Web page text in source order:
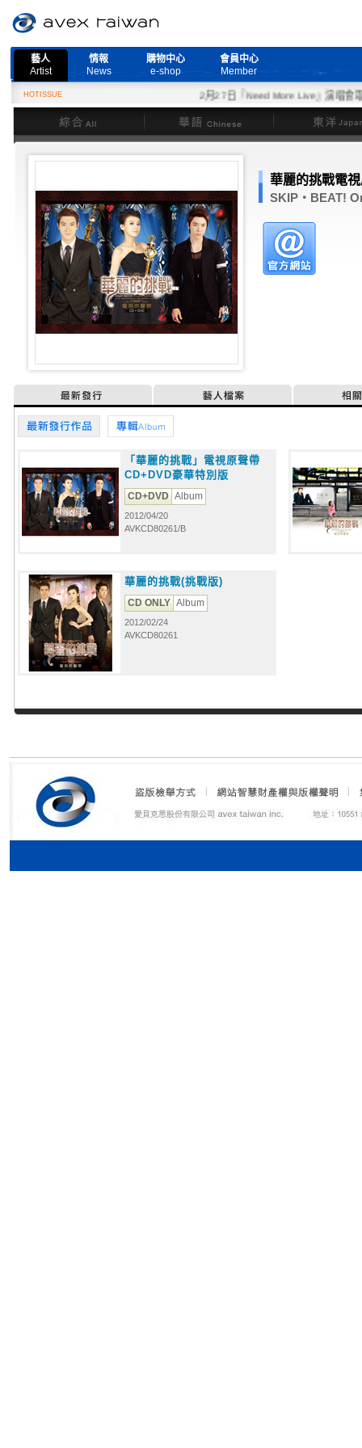
藝人
Artist
情報
News
購物中心
e-shop
會員中心
Member
HOTISSUE
2月27日『Need More Live』演唱會取消
綜合
華語 東洋
華麗的挑戰電
SKIP‧BEAT!
最新發行 藝人檔案 相
最新發行作品 專輯
「華麗的挑戰」電視原聲帶
CD+DVD豪華特別版
CD+DVD Album
2012/04/20
AVKCD80261/B
華麗的挑戰(挑戰版)
CD ONLY Album
2012/02/24
AVKCD80261